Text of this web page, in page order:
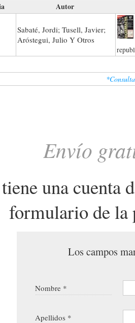
Autor
Sabaté, Jordi; Tusell, Javier;
Aróstegui, Julio Y Otros
Envío
una cuenta
formulario de la
Los campos
Nombre *
Apellidos *